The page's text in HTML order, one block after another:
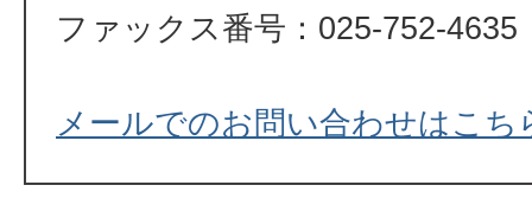
ファックス番号：025-752-4635
メールでのお問い合わせはこち